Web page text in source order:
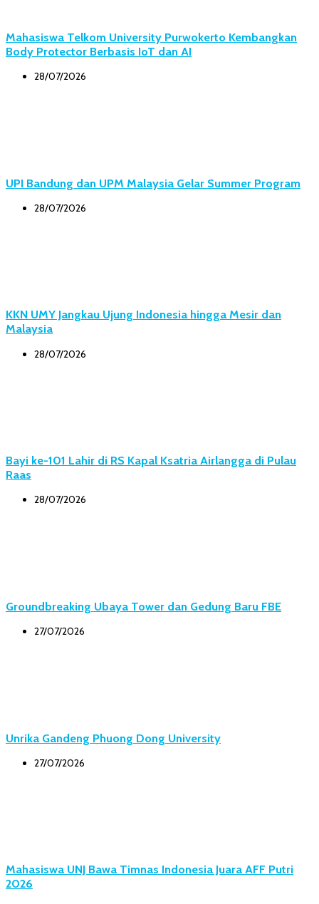
Mahasiswa Telkom University Purwokerto Kembangkan
Body Protector Berbasis IoT dan AI
28/07/2026
UPI Bandung dan UPM Malaysia Gelar Summer Program
28/07/2026
KKN UMY Jangkau Ujung Indonesia hingga Mesir dan
Malaysia
28/07/2026
Bayi ke-101 Lahir di RS Kapal Ksatria Airlangga di Pulau
Raas
28/07/2026
Groundbreaking Ubaya Tower dan Gedung Baru FBE
27/07/2026
Unrika Gandeng Phuong Dong University
27/07/2026
Mahasiswa UNJ Bawa Timnas Indonesia Juara AFF Putri
2026